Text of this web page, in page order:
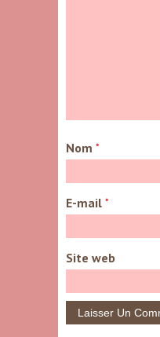
Nom *
E-mail *
Site web